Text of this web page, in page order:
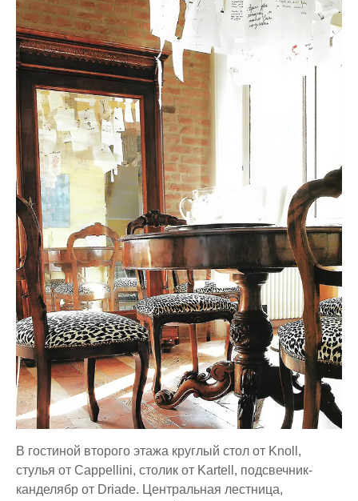
В гостиной второго этажа круглый стол от Knoll,
стулья от Cappellini, столик от Kartell, подсвечник-
канделябр от Driade. Центральная лестница,